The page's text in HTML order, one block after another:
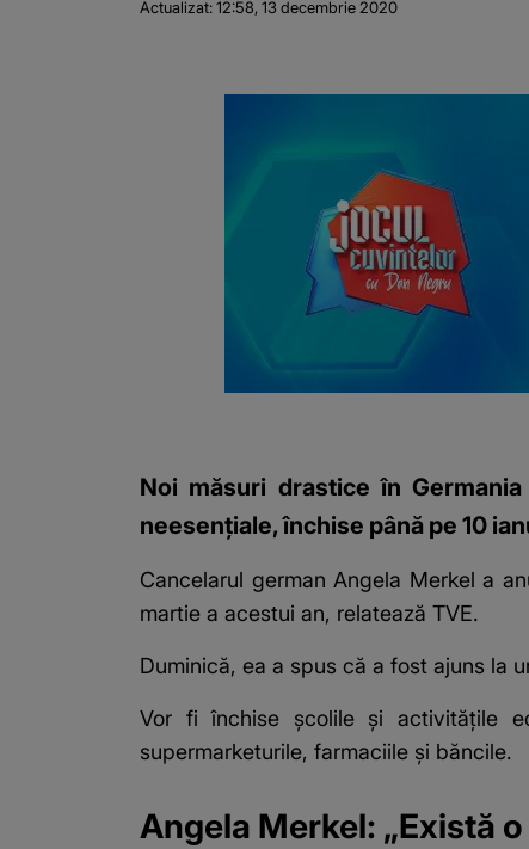
Actualizat:12:58, 13 decembrie 2020
Noi măsuri drastice în
neesenţiale, închise până pe 10
Cancelarul german Angela Merkel a
martie a acestui an, relatează TVE.
Duminică, ea a spus că a fost ajuns la
Vor fi închise şcolile şi activităţile
supermarketurile, farmaciile şi băncile.
Angela Merkel: „Există